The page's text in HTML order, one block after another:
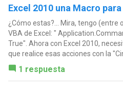
Excel 2010 una Macro
¿Cómo estas?... Mira, tengo (entre
VBA de Excel: "
True". Ahora con Excel 2010,
que realice esas acciones con la
1 respuesta